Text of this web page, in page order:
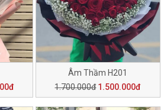
Âm Thầm H201
1.700.000đ 1.500.000đ